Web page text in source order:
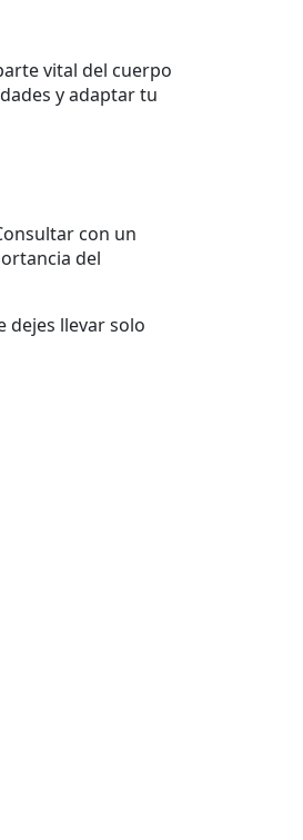
vital del cuerpo
y adaptar tu
con un
del
dejes llevar solo